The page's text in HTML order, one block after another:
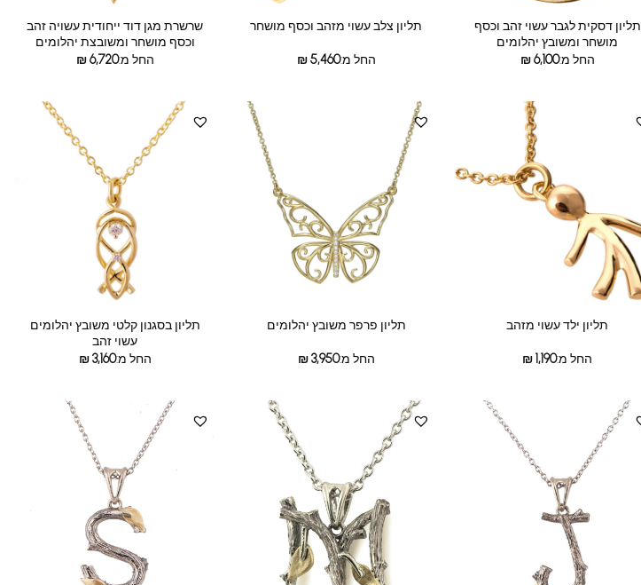
תליון דסקית לגבר עשוי זהב וכסף
מושחר ומשובץ יהלומים
החל מ:
₪6,100
תליון צלב עשוי מזהב וכסף מושחר
החל מ: ₪5,460
שרשרת מגן דוד ייחודית עשויה זהב
וכסף מושחר ומשובצת יהלומים
החל מ:
₪6,720
תליון ילד עשוי מזהב
החל מ: ₪1,190
תליון פרפר משובץ יהלומים
החל מ: ₪3,950
תליון בסגנון קלטי משובץ יהלומים
עשוי זהב
החל מ:
₪3,160